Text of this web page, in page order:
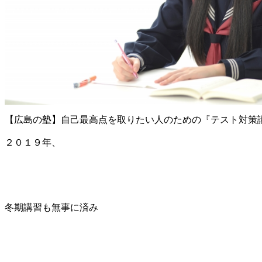
【広島の塾】自己最高点を取りたい人のための『テスト対策
２０１９年、
冬期講習も無事に済み